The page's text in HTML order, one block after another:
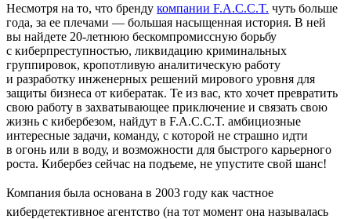
Несмотря на то, что бренду компании F.A.C.C.T. чуть больше
года, за ее плечами — большая насыщенная история. В ней
вы найдете 20‑летнюю бескомпромиссную борьбу
с киберпреступностью, ликвидацию криминальных
группировок, кропотливую аналитическую работу
и разработку инженерных решений мирового уровня для
защиты бизнеса от кибератак. Те из вас, кто хочет превратить
свою работу в захватывающее приключение и связать свою
жизнь с кибербезом, найдут в F.A.C.C.T. амбициозные
интересные задачи, команду, с которой не страшно идти
в огонь или в воду, и возможности для быстрого карьерного
роста. Кибербез сейчас на подъеме, не упустите свой шанс!
Компания была основана в 2003 году как частное
кибердетективное агентство (на тот момент она называлась